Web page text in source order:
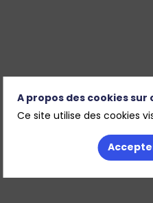
A propos des cookies sur
Ce site utilise des cookies